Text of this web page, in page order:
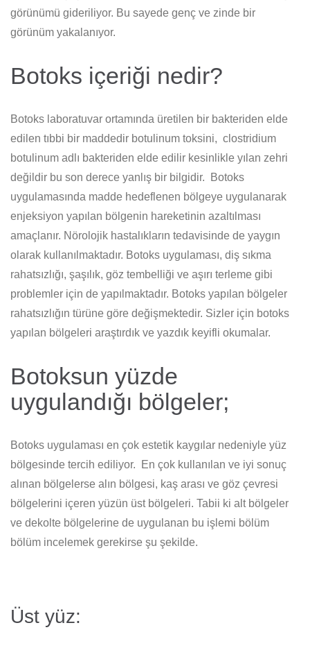
görünümü gideriliyor. Bu sayede genç ve zinde bir
görünüm yakalanıyor.
Botoks içeriği nedir?
Botoks laboratuvar ortamında üretilen bir bakteriden elde
edilen tıbbi bir maddedir botulinum toksini, clostridium
botulinum adlı bakteriden elde edilir kesinlikle yılan zehri
değildir bu son derece yanlış bir bilgidir. Botoks
uygulamasında madde hedeflenen bölgeye uygulanarak
enjeksiyon yapılan bölgenin hareketinin azaltılması
amaçlanır. Nörolojik hastalıkların tedavisinde de yaygın
olarak kullanılmaktadır. Botoks uygulaması, diş sıkma
rahatsızlığı, şaşılık, göz tembelliği ve aşırı terleme gibi
problemler için de yapılmaktadır. Botoks yapılan bölgeler
rahatsızlığın türüne göre değişmektedir. Sizler için botoks
yapılan bölgeleri araştırdık ve yazdık keyifli okumalar.
Botoksun yüzde
uygulandığı bölgeler;
Botoks uygulaması en çok estetik kaygılar nedeniyle yüz
bölgesinde tercih ediliyor. En çok kullanılan ve iyi sonuç
alınan bölgelerse alın bölgesi, kaş arası ve göz çevresi
bölgelerini içeren yüzün üst bölgeleri. Tabii ki alt bölgeler
ve dekolte bölgelerine de uygulanan bu işlemi bölüm
bölüm incelemek gerekirse şu şekilde.
Üst yüz: